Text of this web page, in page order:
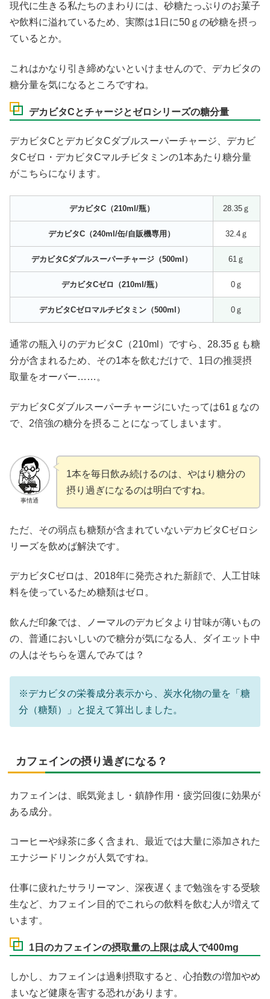
現代に生きる私たちのまわりには、砂糖たっぷりのお菓子
や飲料に溢れているため、実際は1日に50ｇの砂糖を摂っ
ているとか。
これはかなり引き締めないといけませんので、デカビタの
糖分量を気になるところですね。
デカビタCとチャージとゼロシリーズの糖分量
デカビタCとデカビタCダブルスーパーチャージ、デカビ
タCゼロ・デカビタCマルチビタミンの1本あたり糖分量
がこちらになります。
デカビタC（210ml/瓶） 28.35ｇ
デカビタC（240ml/缶/自販機専用） 32.4ｇ
デカビタCダブルスーパーチャージ（500ml） 61ｇ
デカビタCゼロ（210ml/瓶） 0ｇ
デカビタCゼロマルチビタミン（500ml） 0ｇ
通常の瓶入りのデカビタC（210ml）ですら、28.35ｇも糖
分が含まれるため、その1本を飲むだけで、1日の推奨摂
取量をオーバー……。
デカビタCダブルスーパーチャージにいたっては61ｇなの
で、2倍強の糖分を摂ることになってしまいます。
事情通
1本を毎日飲み続けるのは、やはり糖分の
摂り過ぎになるのは明白ですね。
ただ、その弱点も糖類が含まれていないデカビタCゼロシ
リーズを飲めば解決です。
デカビタCゼロは、2018年に発売された新顔で、人工甘味
料を使っているため糖類はゼロ。
飲んだ印象では、ノーマルのデカビタより甘味が薄いもの
の、普通においしいので糖分が気になる人、ダイエット中
の人はそちらを選んでみては？
※デカビタの栄養成分表示から、炭水化物の量を「糖
分（糖類）」と捉えて算出しました。
カフェインの摂り過ぎになる？
カフェインは、眠気覚まし・鎮静作用・疲労回復に効果が
ある成分。
コーヒーや緑茶に多く含まれ、最近では大量に添加された
エナジードリンクが人気ですね。
仕事に疲れたサラリーマン、深夜遅くまで勉強をする受験
生など、カフェイン目的でこれらの飲料を飲む人が増えて
います。
1日のカフェインの摂取量の上限は成人で400mg
しかし、カフェインは過剰摂取すると、心拍数の増加やめ
まいなど健康を害する恐れがあります。